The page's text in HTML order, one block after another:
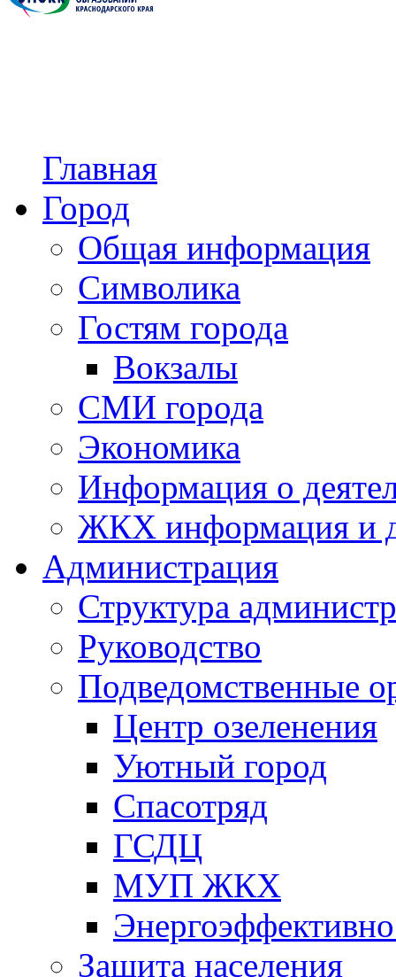
Главная
Город
Общая информация
Символика
Гостям города
Вокзалы
СМИ города
Экономика
Информация о
ЖКХ информация и
Администрация
Структура
Руководство
Подведомственные
Центр озеленения
Уютный город
Спасотряд
ГСДЦ
МУП ЖКХ
Защита населения